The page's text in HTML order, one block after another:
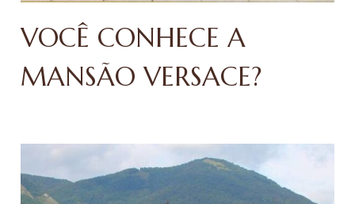
VOCÊ CONHECE A
MANSÃO VERSACE?